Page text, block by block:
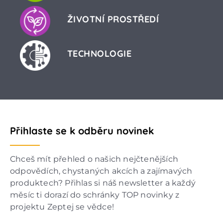
ŽIVOTNÍ PROSTŘEDÍ
TECHNOLOGIE
Přihlaste se k odběru novinek
Chceš mít přehled o našich nejčtenějších
odpovědích, chystaných akcích a zajímavých
produktech? Přihlas si náš newsletter a každý
měsíc ti dorazí do schránky TOP novinky z
projektu Zeptej se vědce!